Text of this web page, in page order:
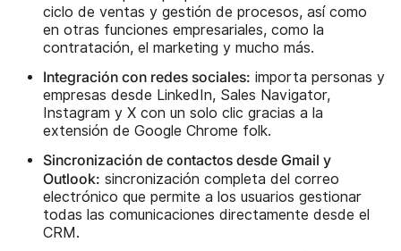
ciclo de ventas y gestión de procesos, así como
en otras funciones empresariales, como la
contratación, el marketing y mucho más.
Integración con redes sociales: importa personas y
empresas desde LinkedIn, Sales Navigator,
Instagram y X con un solo clic gracias a la
extensión de Google Chrome folk.
Sincronización de contactos desde Gmail y
Outlook: sincronización completa del correo
electrónico que permite a los usuarios gestionar
todas las comunicaciones directamente desde el
CRM.